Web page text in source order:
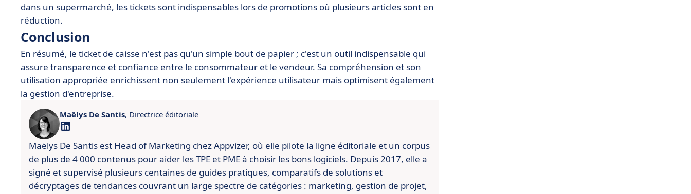
dans un supermarché, les tickets sont indispensables lors de promotions où plusieurs articles sont en
réduction.
Conclusion
En résumé, le ticket de caisse n'est pas qu'un simple bout de papier ; c'est un outil indispensable qui
assure transparence et confiance entre le consommateur et le vendeur. Sa compréhension et son
utilisation appropriée enrichissent non seulement l'expérience utilisateur mais optimisent également
la gestion d'entreprise.
Maëlys De Santis, Directrice éditoriale
Maëlys De Santis est Head of Marketing chez Appvizer, où elle pilote la ligne éditoriale et un corpus
de plus de 4 000 contenus pour aider les TPE et PME à choisir les bons logiciels. Depuis 2017, elle a
signé et supervisé plusieurs centaines de guides pratiques, comparatifs de solutions et
décryptages de tendances couvrant un large spectre de catégories : marketing, gestion de projet,